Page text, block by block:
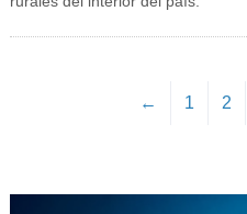
← 1 2